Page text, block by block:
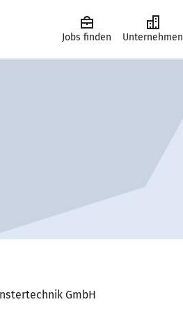
Jobs finden Unternehmen
GmbH